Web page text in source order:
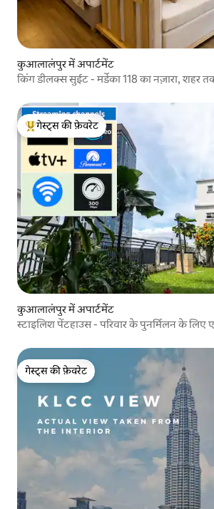
कुआलालंपुर में अपार्टमेंट
किंग डीलक्स सुईट - मर्डेका 118 का नज़ारा, शहर
गेस्ट्स का टॉप फ़ेवरेट
गेस्ट्स की फ़ेवरेट
कुआलालंपुर में अपार्टमेंट
स्टाइलिश पेंटहाउस - परिवार के पुनर्मिलन के लिए
गेस्ट्स की फ़ेवरेट
गेस्ट्स की फ़ेवरेट